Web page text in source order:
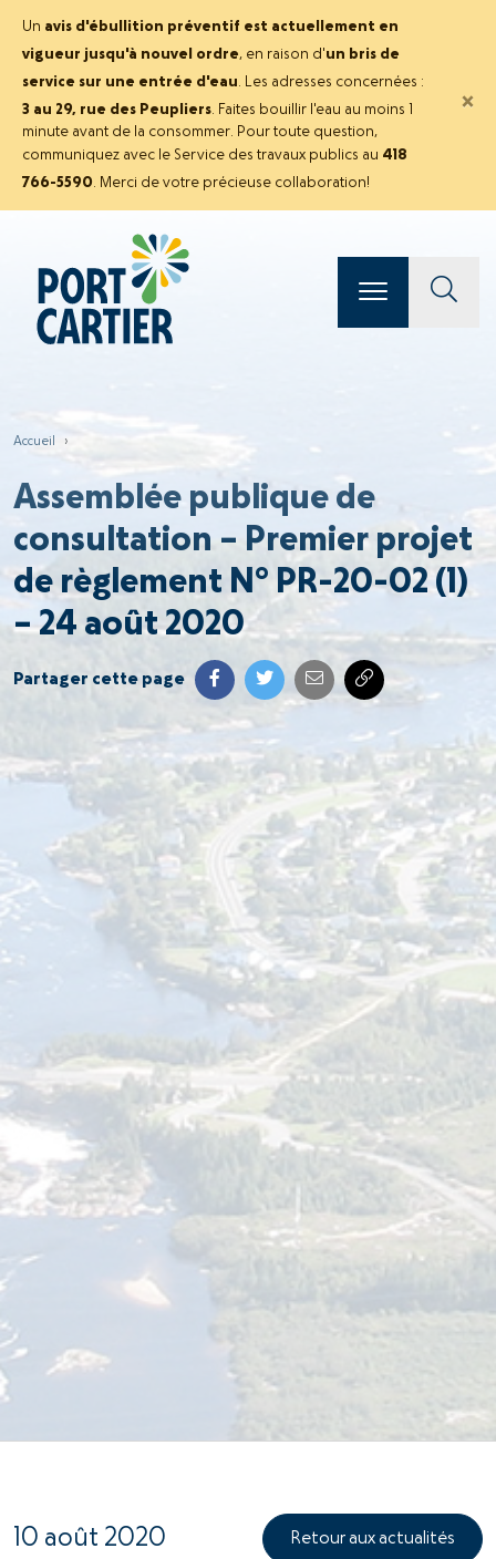
Un avis d'ébullition préventif est actuellement en
vigueur jusqu'à nouvel ordre, en raison d'un bris de
service sur une entrée d'eau. Les adresses concernées :
3 au 29, rue des Peupliers. Faites bouillir l'eau au moins 1
minute avant de la consommer. Pour toute question,
communiquez avec le Service des travaux publics au 418
766-5590. Merci de votre précieuse collaboration!
×
Accueil ›
Assemblée publique de
consultation – Premier projet
de règlement N° PR-20-02 (1)
– 24 août 2020
Partager cette page
10 août 2020 Retour aux actualités